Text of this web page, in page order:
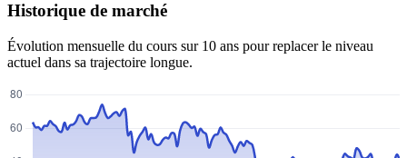
Historique de marché
Évolution mensuelle du cours sur 10 ans pour replacer le niveau
actuel dans sa trajectoire longue.